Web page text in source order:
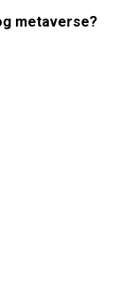
metaverse?